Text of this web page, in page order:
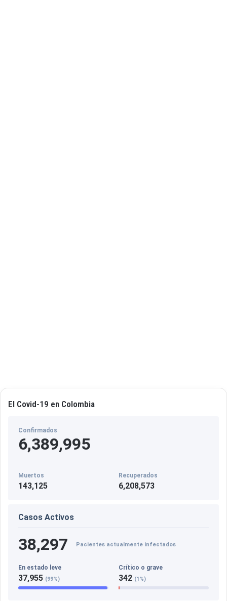
El Covid-19 en Colombia
Confirmados
6,389,995
Muertos
143,125
Recuperados
6,208,573
Casos Activos
38,297 Pacientes actualmente infectados
En estado leve
37,955 (99%)
Crítico o grave
342 (1%)